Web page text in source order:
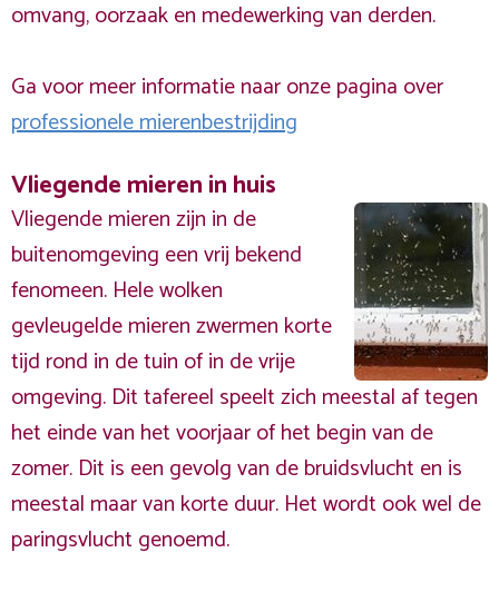
omvang, oorzaak en medewerking van derden.
Ga voor meer informatie naar onze pagina over
professionele mierenbestrijding
Vliegende mieren in huis
Vliegende mieren zijn in de
buitenomgeving een vrij bekend
fenomeen. Hele wolken
gevleugelde mieren zwermen korte
tijd rond in de tuin of in de vrije
omgeving. Dit tafereel speelt zich meestal af tegen
het einde van het voorjaar of het begin van de
zomer. Dit is een gevolg van de bruidsvlucht en is
meestal maar van korte duur. Het wordt ook wel de
paringsvlucht genoemd.